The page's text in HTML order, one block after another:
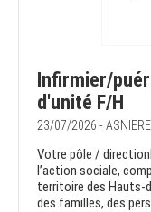
Infirmier/
d'unité F/H
23/07/2026 -
Votre pôle /
l’action sociale,
territoire des Hauts-
des familles, des